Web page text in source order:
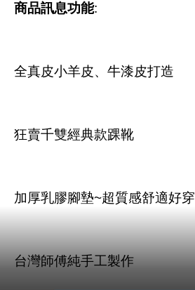
商品訊息功能:
全真皮小羊皮、牛漆皮打造
狂賣千雙經典款踝靴
加厚乳膠腳墊~超質感舒適好穿
台灣師傅純手工製作